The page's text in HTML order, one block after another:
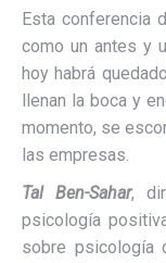
Esta conferencia
como un antes y
hoy habrá
llenan la boca y
momento, se
las empresas.
Tal Ben-Sahar,
psicología
sobre psicología